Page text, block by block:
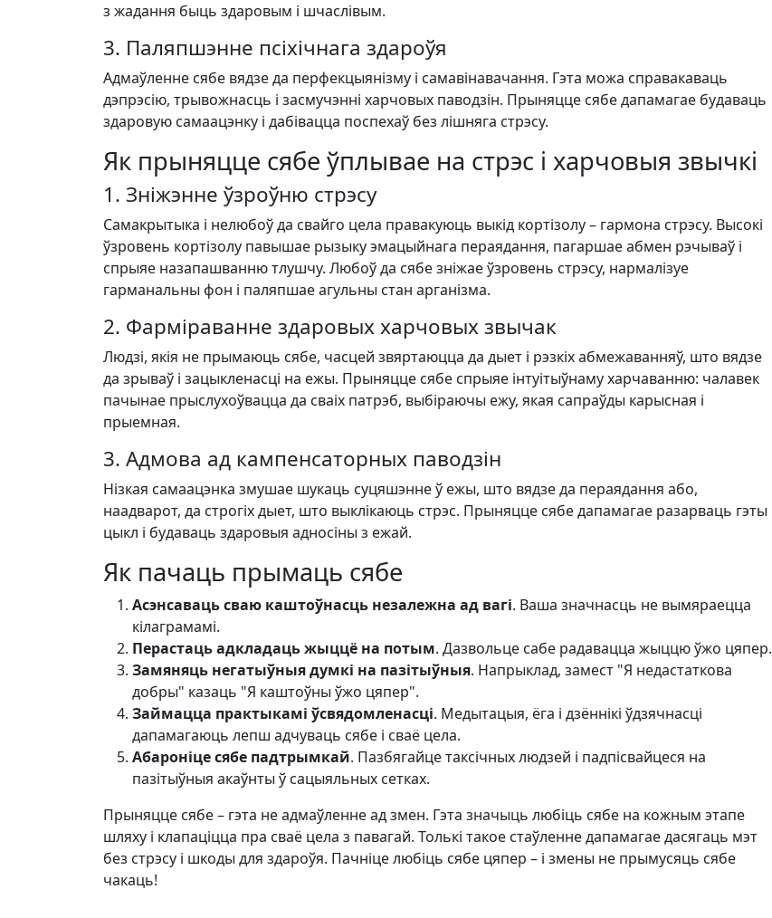
з жадання быць здаровым і шчаслівым.
3. Паляпшэнне псіхічнага здароўя
Адмаўленне сябе вядзе да перфекцыянізму і самавінавачання. Гэта можа справакаваць
дэпрэсію, трывожнасць і засмучэнні харчовых паводзін. Прыняцце сябе дапамагае будаваць
здаровую самаацэнку і дабівацца поспехаў без лішняга стрэсу.
Як прыняцце сябе ўплывае на стрэс і харчовыя звычкі
1. Зніжэнне ўзроўню стрэсу
Самакрытыка і нелюбоў да свайго цела правакуюць выкід кортізолу – гармона стрэсу. Высокі
ўзровень кортізолу павышае рызыку эмацыйнага пераядання, пагаршае абмен рэчываў і
спрыяе назапашванню тлушчу. Любоў да сябе зніжае ўзровень стрэсу, нармалізуе
гарманальны фон і паляпшае агульны стан арганізма.
2. Фарміраванне здаровых харчовых звычак
Людзі, якія не прымаюць сябе, часцей звяртаюцца да дыет і рэзкіх абмежаванняў, што вядзе
да зрываў і зацыкленасці на ежы. Прыняцце сябе спрыяе інтуітыўнаму харчаванню: чалавек
пачынае прыслухоўвацца да сваіх патрэб, выбіраючы ежу, якая сапраўды карысная і
прыемная.
3. Адмова ад кампенсаторных паводзін
Нізкая самаацэнка змушае шукаць суцяшэнне ў ежы, што вядзе да пераядання або,
наадварот, да строгіх дыет, што выклікаюць стрэс. Прыняцце сябе дапамагае разарваць гэты
цыкл і будаваць здаровыя адносіны з ежай.
Як пачаць прымаць сябе
Асэнсаваць сваю каштоўнасць незалежна ад вагі. Ваша значнасць не вымяраецца
кілаграмамі.
Перастаць адкладаць жыццё на потым. Дазвольце сабе радавацца жыццю ўжо цяпер.
Замяняць негатыўныя думкі на пазітыўныя. Напрыклад, замест "Я недастаткова
добры" казаць "Я каштоўны ўжо цяпер".
Займацца практыкамі ўсвядомленасці. Медытацыя, ёга і дзённікі ўдзячнасці
дапамагаюць лепш адчуваць сябе і сваё цела.
Абароніце сябе падтрымкай. Пазбягайце таксічных людзей і падпісвайцеся на
пазітыўныя акаўнты ў сацыяльных сетках.
Прыняцце сябе – гэта не адмаўленне ад змен. Гэта значыць любіць сябе на кожным этапе
шляху і клапаціцца пра сваё цела з павагай. Толькі такое стаўленне дапамагае дасягаць мэт
без стрэсу і шкоды для здароўя. Пачніце любіць сябе цяпер – і змены не прымусяць сябе
чакаць!